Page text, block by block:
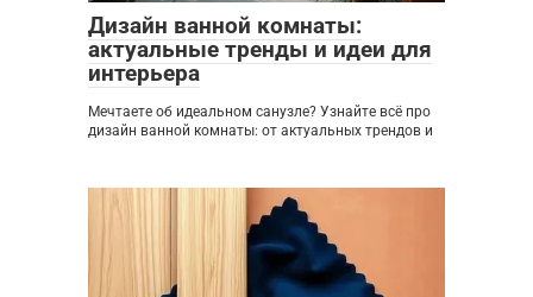
Дизайн ванной комнаты:
актуальные тренды и идеи для
интерьера
Мечтаете об идеальном санузле? Узнайте всё про
дизайн ванной комнаты: от актуальных трендов и